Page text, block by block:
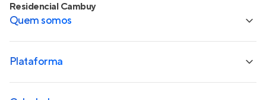
Residencial Cambuy
Quem somos
Plataforma